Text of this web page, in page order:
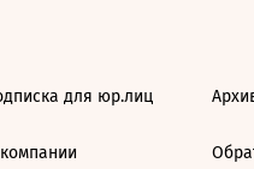
для юр.лиц